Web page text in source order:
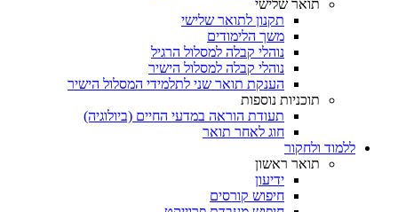
תואר שלישי
תקנון לתואר שלישי
משך הלימודים
נוהלי קבלה למסלול הרגיל
נוהלי קבלה למסלול הישיר
הענקת תואר שני לתלמידי המסלול הישיר
תוכניות נוספות
תעודת הוראה במדעי החיים (ביולוגיה)
חוג לאחר תואר
ללמוד ולחקור
תואר ראשון
ידיעון
חיפוש קורסים